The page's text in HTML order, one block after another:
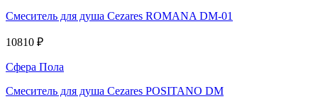
Смеситель для душа Cezares ROMANA DM-01
10810 ₽
Сфера Пола
Смеситель для душа Cezares POSITANO DM